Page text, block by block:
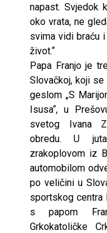
napast. Svjedok
oko vrata, ne
svima vidi braću
život.“
Papa Franjo je
Slovačkoj, koji
geslom „S
Isusa“, u
svetog Ivana
obredu. U
zrakoplovom iz
automobilom
po veličini u
sportskog centra
s papom
Grkokatoličke